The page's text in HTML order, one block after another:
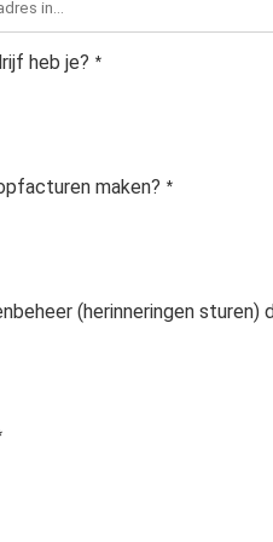
heb je? *
maken? *
(herinneringen sturen)